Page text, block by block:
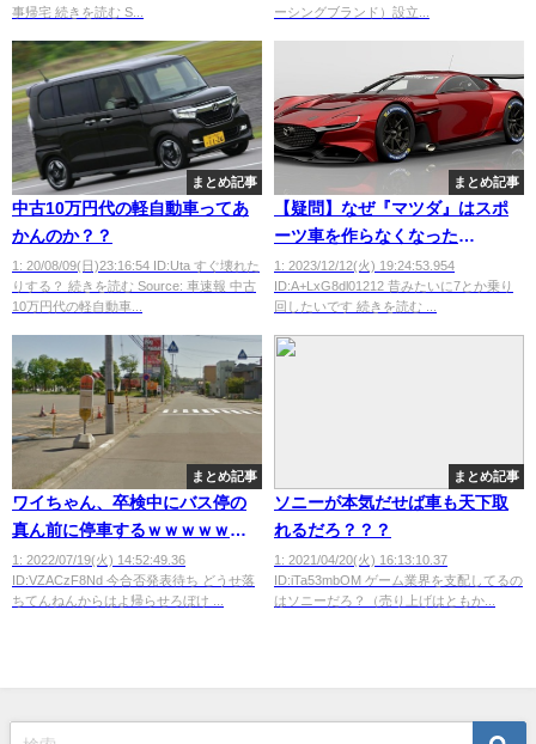
事帰宅 続きを読む S...
ーシングブランド）設立...
まとめ記事
中古10万円代の軽自動車ってあ
かんのか？？
1: 20/08/09(日)23:16:54 ID:Uta すぐ壊れた
りする？ 続きを読む Source: 車速報 中古
10万円代の軽自動車...
まとめ記事
【疑問】なぜ『マツダ』はスポ
ーツ車を作らなくなった
の？？？？？？
1: 2023/12/12(火) 19:24:53.954
ID:A+LxG8dl01212 昔みたいに7とか乗り
回したいです 続きを読む ...
まとめ記事
ワイちゃん、卒検中にバス停の
真ん前に停車するｗｗｗｗｗｗ
ｗ
1: 2022/07/19(火) 14:52:49.36
ID:VZACzF8Nd 今合否発表待ち どうせ落
ちてんねんからはよ帰らせろぼけ ...
まとめ記事
ソニーが本気だせば車も天下取
れるだろ？？？
1: 2021/04/20(火) 16:13:10.37
ID:iTa53mbOM ゲーム業界を支配してるの
はソニーだろ？（売り上げはともか...